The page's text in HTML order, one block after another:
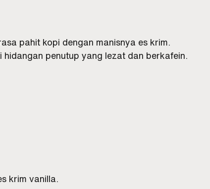
pahit kopi dengan manisnya es krim.
penutup yang lezat dan berkafein.
krim vanilla.